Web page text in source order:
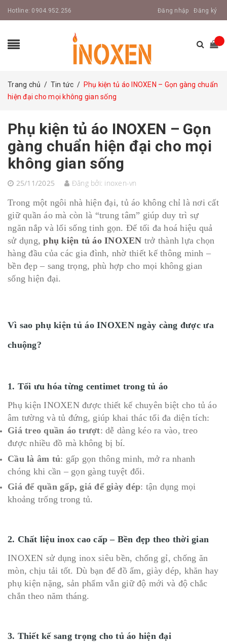
Hotline: 0904.952.256 Đăng nhập Đăng ký
Trang chủ / Tin tức / Phụ kiện tủ áo INOXEN – Gọn gàng chuẩn
hiện đại cho mọi không gian sống
Phụ kiện tủ áo INOXEN – Gọn
gàng chuẩn hiện đại cho mọi
không gian sống
25/11/2025 Đăng bởi: inoxen-vn
Trong một ngôi nhà hiện đại, tủ áo không chỉ là nơi cất
giữ quần áo mà còn là “trung tâm” giúp duy trì sự
ngăn nắp và lối sống tinh gọn. Để tối đa hoá hiệu quả
sử dụng,phụ kiện tủ áo INOXEN trở thành lựa chọn
hàng đầu của các gia đình, nhờ thiết kế thông minh –
bền đẹp – sang trọng, phù hợp cho mọi không gian
sống hiện đại.
Vì sao phụ kiện tủ áo INOXEN ngày càng được ưa
chuộng?
1. Tối ưu hóa từng centimet trong tủ áo
Phụ kiện INOXEN được thiết kế chuyên biệt cho tủ áo
âm tường và tủ đứng, giúp khai thác tối đa diện tích:
Giá treo quần áo trượt: dễ dàng kéo ra vào, treo
được nhiều đồ mà không bị bí.
Cầu là âm tủ: gấp gọn thông minh, mở ra nhanh
chóng khi cần – gọn gàng tuyệt đối.
Giá để quần gấp, giá để giày dép: tận dụng mọi
khoảng trống trong tủ.
2. Chất liệu inox cao cấp – Bền đẹp theo thời gian
INOXEN sử dụng inox siêu bền, chống gỉ, chống ăn
mòn, chịu tải tốt. Dù bạn để đồ ẩm, giày dép, khăn hay
phụ kiện nặng, sản phẩm vẫn giữ độ mới và độ chắc
chắn theo năm tháng.
3. Thiết kế sang trọng cho tủ áo hiện đại